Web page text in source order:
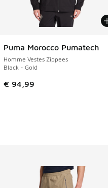
baisse de € 94,99 à € 60,00
Puma Morocco Pumatech
Homme Vestes Zippees
Black - Gold
€ 94,99